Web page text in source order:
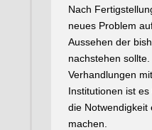
Nach
neues Problem
Aussehen der
nachstehen
Verhandlungen
Institutionen ist es
die Notwendigkeit
machen.